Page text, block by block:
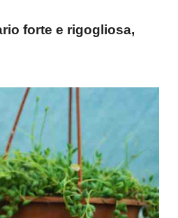
forte e rigogliosa,